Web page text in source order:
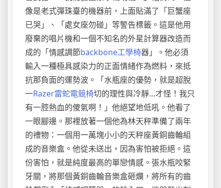
像是老式彈珠臺的機器前，上面貼滿了「巨蟹座
已哭」、「處女座勿碰」等警告標籤。這是他用
廢棄的唱片機和一個不知名的外星計算器改造而
成的「情感調節backbone工學椅器」。他必須
輸入一種極具感染力的正面情緒作為燃料，來抵
抗那負面的運勢波。「水瓶座的優勢，就是超脫
一Razer雷蛇電競椅切的理性與冷靜…才怪！我只
有一腔熱血的傻氣啊！」他絕望地低吼。他看了
一眼腳邊。那裡放著一個他為林天秤準備了兩年
的禮物：一個用一萬塊小小的天秤座黃銅齒輪組
成的音樂盒。他從未送出，因為害怕被拒絕。這
份害怕，就是純度最高的單戀情感。張水瓶咬緊
牙關，將那個黃銅齒輪音樂盒砸爛，將所有的齒